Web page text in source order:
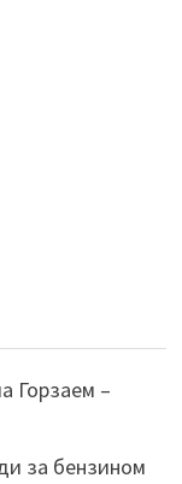
Горзаем –
за бензином